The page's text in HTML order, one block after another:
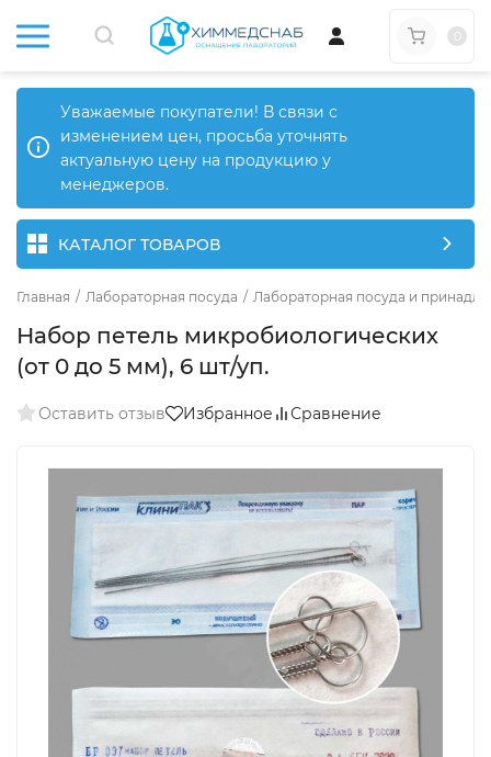
Уважаемые покупатели! В связи с
изменением цен, просьба уточнять
актуальную цену на продукцию у
менеджеров.
КАТАЛОГ ТОВАРОВ
Главная / Лабораторная посуда / Лабораторная посуда и
Набор петель микробиологических
(от 0 до 5 мм), 6 шт/уп.
Оставить отзыв Избранное Сравнение